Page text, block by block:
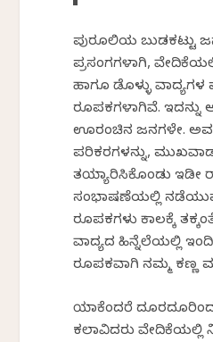
ಪುರೂಲಿಯ ಬುಡಕಟ್ಟು
ಪ್ರಸಂಗಗಳಾಗಿ,
ಹಾಗೂ ಡೊಳ್ಳು
ರೂಪಕಗಳಾಗಿವೆ. ಇದನ್ನು
ಊರಂಚಿನ ಜನಗಳೇ.
ಪರಿಕರಗಳನ್ನು,
ತಯ್ಯಾರಿಸಿಕೊಂಡು ಇಡೀ
ಸಂಭಾಷಣೆಯಲ್ಲಿ
ರೂಪಕಗಳು ಕಾಲಕ್ಕೆ
ವಾದ್ಯದ ಹಿನ್ನೆಲೆಯಲ್ಲಿ
ರೂಪಕವಾಗಿ ನಮ್ಮ ಕಣ್ಣ
ಯಾಕೆಂದರೆ ದೂರದೂರಿಂದ
ಕಲಾವಿದರು ವೇದಿಕೆಯಲ್ಲಿ